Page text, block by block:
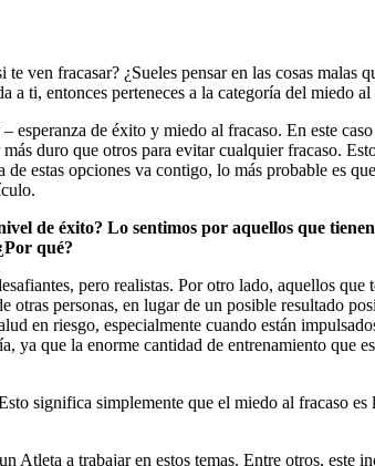
ven fracasar? ¿Sueles pensar en las cosas
a ti, entonces perteneces a la categoría del miedo
– esperanza de éxito y miedo al fracaso. En este
duro que otros para evitar cualquier fracaso.
estas opciones va contigo, lo más probable es
de éxito? Lo sentimos por aquellos que
qué?
pero realistas. Por otro lado, aquellos
personas, en lugar de un posible resultado
en riesgo, especialmente cuando están
ya que la enorme cantidad de entrenamiento que
significa simplemente que el miedo al fracaso
Atleta a trabajar en estos temas. Entre otros,